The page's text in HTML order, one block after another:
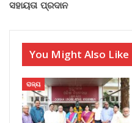
ସହାୟତା ପ୍ରଦାନ
You Might Also Like
ରାଜ୍ୟ